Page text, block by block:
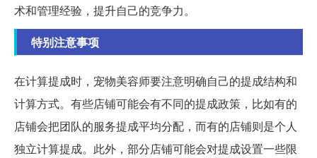
术和管理经验，提升自己的竞争力。
特别注意事项
在计算提成时，宠物美容师要注意明确自己的提成结构和
计算方式。有些店铺可能会有不同的提成政策，比如有的
店铺会把团队的服务提成平均分配，而有的店铺则是个人
独立计算提成。此外，部分店铺可能会对提成设置一些限